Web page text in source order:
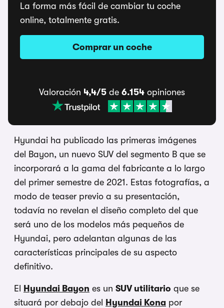
Hyundai ha publicado las primeras imágenes
del Bayon, un nuevo SUV del segmento B que se
incorporará a la gama del fabricante a lo largo
del primer semestre de 2021. Estas fotografías, a
modo de teaser previo a su presentación,
todavía no revelan el diseño completo del que
será uno de los modelos más pequeños de
Hyundai, pero adelantan algunas de las
características principales de su aspecto
definitivo.
El Hyundai Bayon es un SUV utilitario que se
situará por debajo del Hyundai Kona por
La forma más fácil de cambiar tu coche
online, totalmente gratis.
Comprar un coche
Valoración 4,4/5 de 6.154 opiniones